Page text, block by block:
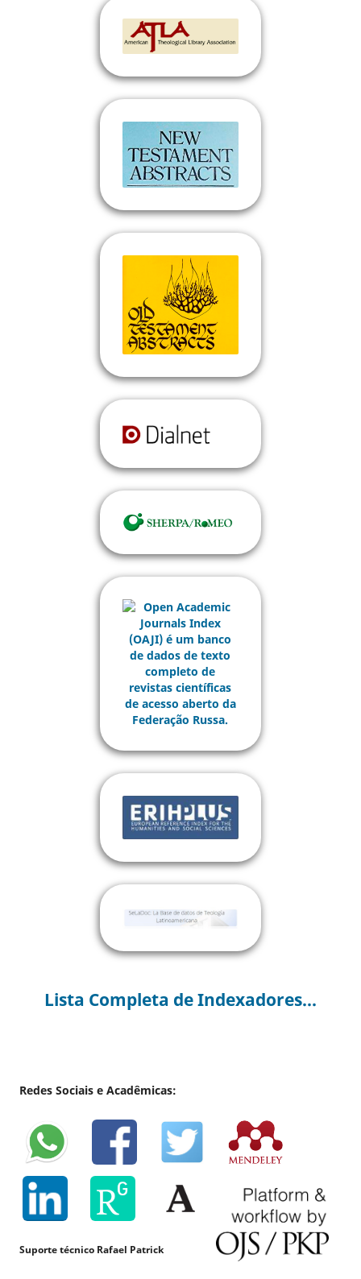
Lista Completa de Indexadores...
Redes Sociais e Acadêmicas:
Suporte técnico Rafael Patrick